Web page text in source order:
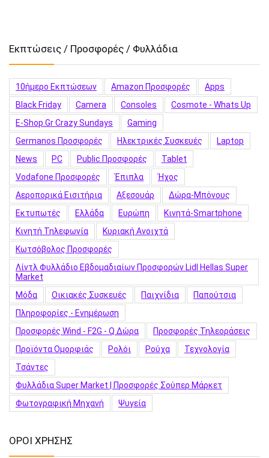
Εκπτώσεις / Προσφορές / Φυλλάδια
10ήμερο Εκπτώσεων Amazon Προσφορές
Apps
Black Friday
Camera Consoles
Cosmote - Whats Up
E-Shop.gr Crazy Sundays
Gaming
Germanos Προσφορές
Hλεκτρικές Συσκευές
Laptop
News
PC Public Προσφορές
Tablet
Vodafone Προσφορές
Έπιπλα
Ήχος
Αεροπορικά Εισιτήρια
Αξεσουάρ
Δώρα-Μπόνους
Εκτυπωτές
Ελλάδα Ευρώπη
Κινητά-Smartphone
Κινητή Τηλεφωνία
Κυριακή Ανοιχτά
Κωτσόβολος Προσφορές
Λίντλ Φυλλάδιο Εβδομαδιαίων Προσφορών Lidl Hellas Super
Market
Μόδα
Οικιακές Συσκευές Παιχνίδια
Παπούτσια
Πληροφορίες - Ενημέρωση
Προσφορές Wind - F2G - Q Δώρα
Προσφορές Τηλεοράσεις
Προϊόντα Ομορφιάς
Ρολόι Ρούχα
Τεχνολογία
Τσάντες
Φυλλάδια Super Market | Προσφορές Σούπερ Μάρκετ
Φωτογραφική Μηχανή
Ψυγεία
ΟΡΟΙ ΧΡΗΣΗΣ